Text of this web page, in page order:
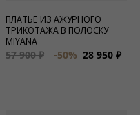
ПЛАТЬЕ ИЗ АЖУРНОГО
ТРИКОТАЖА В ПОЛОСКУ
MIYANA
57 900 ₽
-50% 28 950 ₽